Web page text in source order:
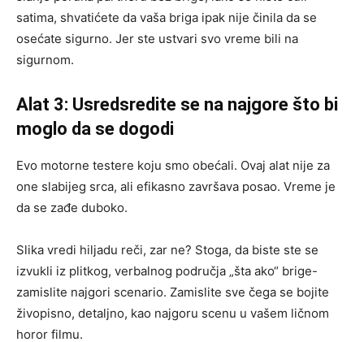
satima, shvatićete da vaša briga ipak nije činila da se
osećate sigurno. Jer ste ustvari svo vreme bili na
sigurnom.
Alat 3: Usredsredite se na najgore što bi
moglo da se dogodi
Evo motorne testere koju smo obećali. Ovaj alat nije za
one slabijeg srca, ali efikasno završava posao. Vreme je
da se zađe duboko.
Slika vredi hiljadu reči, zar ne? Stoga, da biste ste se
izvukli iz plitkog, verbalnog područja „šta ako“ brige-
zamislite najgori scenario. Zamislite sve čega se bojite
živopisno, detaljno, kao najgoru scenu u vašem ličnom
horor filmu.